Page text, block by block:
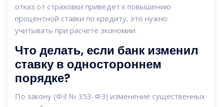
отказ от страховки приведет к повышению
процентной ставки по кредиту, это нужно
учитывать при расчете экономии.
Что делать, если банк изменил
ставку в одностороннем
порядке?
По закону (ФЗ № 353-ФЗ) изменение существенных